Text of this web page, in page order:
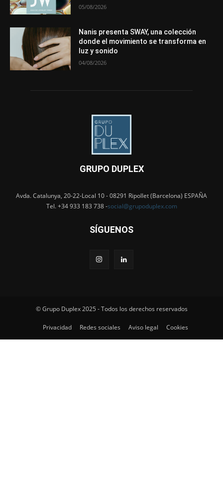
05/08/2026
Nanis presenta SWAY, una colección
donde el movimiento se transforma en
luz y sonido
04/08/2026
GRUPO DUPLEX
Avda. Catalunya, 20-22-Local 10 - 08291 Ripollet (Barcelona) ESPAÑA
Tel. +34 933 183 738 -social@grupoduplex.com
SÍGUENOS
© Grupo Duplex 2025 - Todos los derechos reservados
Privacidad Redes sociales Aviso legal Cookies